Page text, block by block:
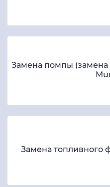
Замена помпы (замена
Замена топливного